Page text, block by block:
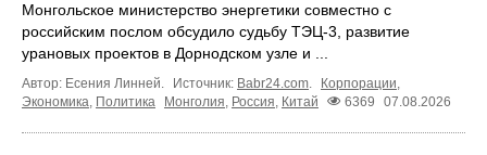
Монгольское министерство энергетики совместно с
российским послом обсудило судьбу ТЭЦ‑3, развитие
урановых проектов в Дорнодском узле и ...
Автор: Есения Линней. Источник: Babr24.com. Корпорации,
Экономика, Политика Монголия, Россия, Китай 6369 07.08.2026